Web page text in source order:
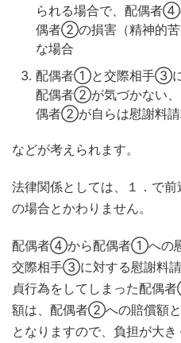
られる場合で、配偶者
偶者②の損害（精神的苦
な場合
配偶者①と交際相手③に
配偶者②が気づかない、
偶者②が自らは慰謝料請
などが考えられます。
法律関係としては、１．で
の場合とかわりません。
配偶者④から配偶者①への
交際相手③に対する慰謝料
貞行為をしてしまった配
額は、配偶者②への賠償額
となりますので、負担が大